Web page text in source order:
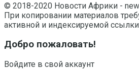
© 2018-2020 Новости Африки -
При копировании материалов
активной и индексируемой ссылки
Добро пожаловать!
Войдите в свой аккаунт